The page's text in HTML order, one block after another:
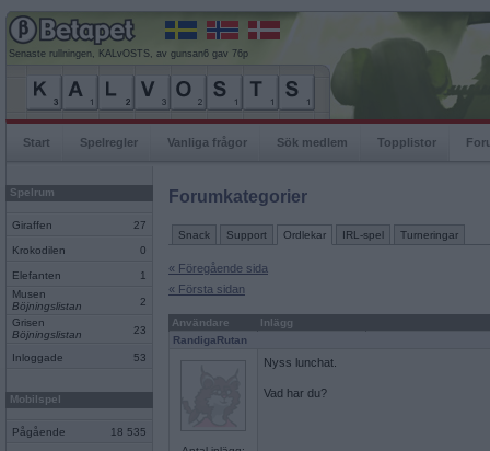
Senaste rullningen, KALvOSTS, av gunsan6 gav 76p
Start Spelregler Vanliga frågor Sök medlem Topplistor
Spelrum
Giraffen 27
Krokodilen 0
Elefanten
1
Musen
Böjningslistan
2
Grisen
Böjningslistan
23
Inloggade 53
Mobilspel
Pågående 18 535
Forumkategorier
Snack Support Ordlekar IRL-spel Turneringar
« Föregående sida
« Första sidan
Användare
Inlägg
RandigaRutan
Nyss lunchat.
Vad har du?